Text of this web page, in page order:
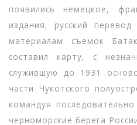
появились немецкое,
издания; русский
материалам съемок
составил карту, с
служившую до 1931
части Чукотского
командуя
черноморские берега